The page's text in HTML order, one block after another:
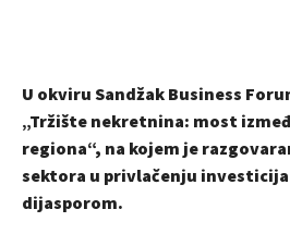
U okviru Sandžak Business
„Tržište nekretnina: most
regiona“, na kojem je
sektora u privlačenju investicija
dijasporom.